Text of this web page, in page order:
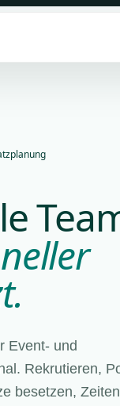
Event- und
Rekrutieren,
besetzen, Zeiten